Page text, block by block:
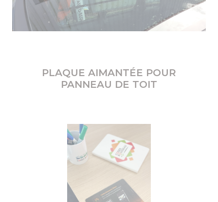
PLAQUE AIMANTÉE POUR
PANNEAU DE TOIT